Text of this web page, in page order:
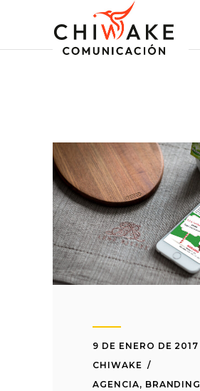
9 DE ENERO DE 2017
CHIWAKE
AGENCIA, BRANDING